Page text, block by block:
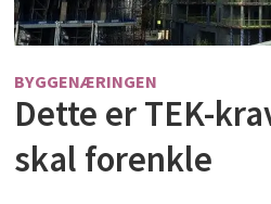
BYGGENÆRINGEN
Dette er TEK-
skal forenkle